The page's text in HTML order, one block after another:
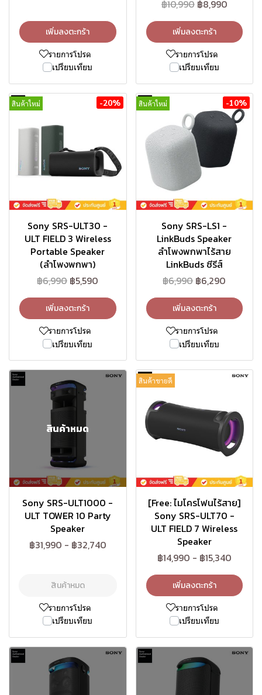
เพิ่มลงตะกร้า
รายการโปรด
เปรียบเทียบ
฿10,990 ฿8,990
เพิ่มลงตะกร้า
รายการโปรด
เปรียบเทียบ
สินค้าใหม่ -20%
Sony SRS-ULT30 -
ULT FIELD 3 Wireless
Portable Speaker
(ลำโพงพกพา)
฿6,990฿5,590
เพิ่มลงตะกร้า
รายการโปรด
เปรียบเทียบ
สินค้าใหม่ -10%
Sony SRS-LS1 -
LinkBuds Speaker
ลำโพงพกพาไร้สาย
LinkBuds ซีรีส์
฿6,990฿6,290
เพิ่มลงตะกร้า
รายการโปรด
เปรียบเทียบ
สินค้าหมด
Sony SRS-ULT1000 -
ULT TOWER 10 Party
Speaker
฿31,990 - ฿32,740
สินค้าหมด
รายการโปรด
เปรียบเทียบ
สินค้าขายดี
[Free: ไมโครโฟนไร้สาย]
Sony SRS-ULT70 -
ULT FIELD 7 Wireless
Speaker
฿14,990 - ฿15,340
เพิ่มลงตะกร้า
รายการโปรด
เปรียบเทียบ